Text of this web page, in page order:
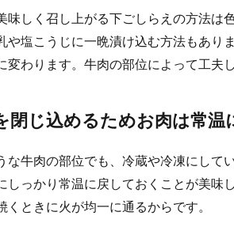
味しく召し上がる下ごしらえの方法は
や塩こうじに一晩漬け込む方法もあり
変わります。牛肉の部位によって工夫
閉じ込めるためお肉は常温
な牛肉の部位でも、冷蔵や冷凍にして
しっかり常温に戻しておくことが美味
くときに火が均一に通るからです。